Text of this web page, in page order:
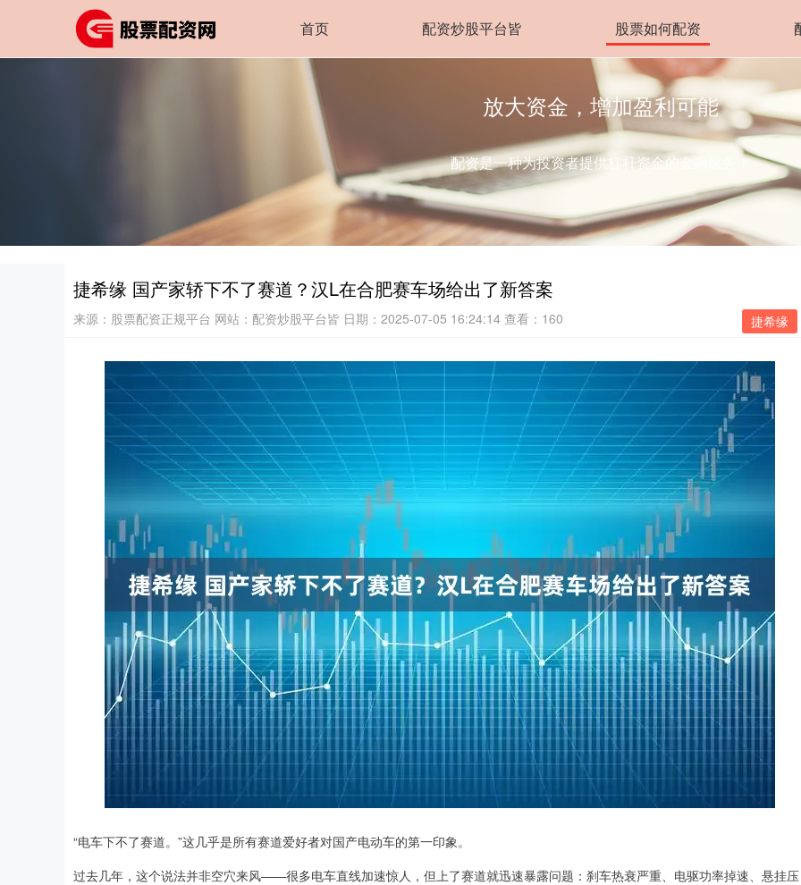
首页 配资炒股平台皆 股票如何配资
放大资金，增加盈利可能
配资是一种为投资者提供杠杆资金的金融服务！
捷希缘 国产家轿下不了赛道？汉L在合肥赛车场给出了新答案
捷希缘
来源：股票配资正规平台 网站：配资炒股平台皆 日期：2025-07-05 16:24:14 查看：160
“电车下不了赛道。”这几乎是所有赛道爱好者对国产电动车的第一印象。
过去几年，这个说法并非空穴来风——很多电车直线加速惊人，但上了赛道就迅速暴露问题：刹车热衰严重、电驱功率掉速、悬挂压